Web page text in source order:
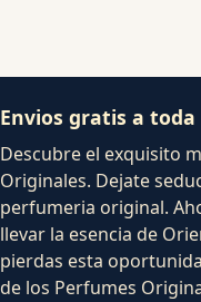
Envios gratis a toda
Descubre el exquisito
Originales. Dejate
perfumeria original.
llevar la esencia de
pierdas esta
de los Perfumes